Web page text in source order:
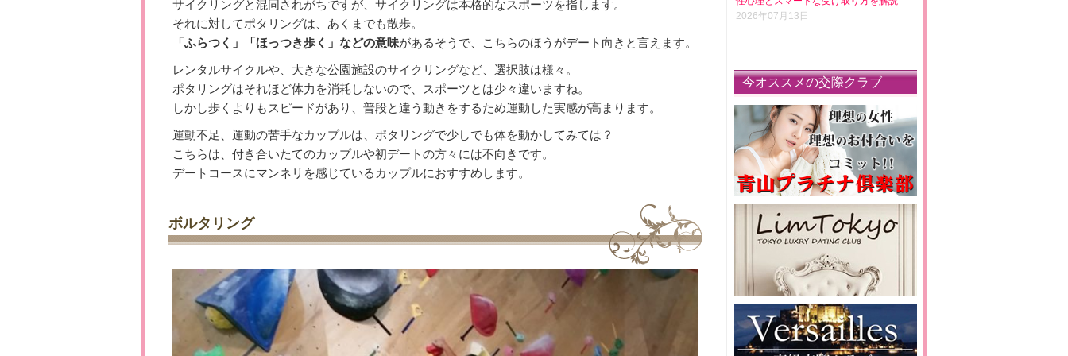
サイクリングと混同されがちですが、サイクリングは本格的なスポーツを指します。
それに対してポタリングは、あくまでも散歩。
「ふらつく」「ほっつき歩く」などの意味があるそうで、こちらのほうがデート向きと言えます。
レンタルサイクルや、大きな公園施設のサイクリングなど、選択肢は様々。
ポタリングはそれほど体力を消耗しないので、スポーツとは少々違いますね。
しかし歩くよりもスピードがあり、普段と違う動きをするため運動した実感が高まります。
運動不足、運動の苦手なカップルは、ポタリングで少しでも体を動かしてみては？
こちらは、付き合いたてのカップルや初デートの方々には不向きです。
デートコースにマンネリを感じているカップルにおすすめします。
ボルタリング
2026年07月13日
今オススメの交際クラブ